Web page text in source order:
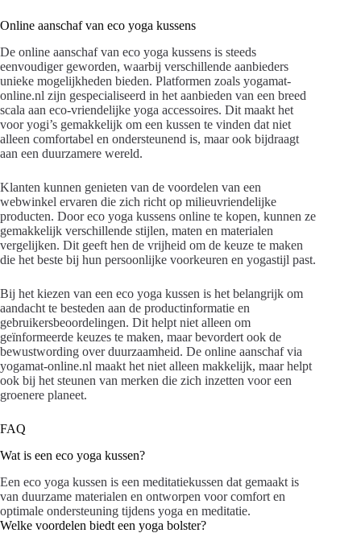
Online aanschaf van eco yoga kussens
De online aanschaf van eco yoga kussens is steeds
eenvoudiger geworden, waarbij verschillende aanbieders
unieke mogelijkheden bieden. Platformen zoals yogamat-
online.nl zijn gespecialiseerd in het aanbieden van een breed
scala aan eco-vriendelijke yoga accessoires. Dit maakt het
voor yogi’s gemakkelijk om een kussen te vinden dat niet
alleen comfortabel en ondersteunend is, maar ook bijdraagt
aan een duurzamere wereld.
Klanten kunnen genieten van de voordelen van een
webwinkel ervaren die zich richt op milieuvriendelijke
producten. Door eco yoga kussens online te kopen, kunnen ze
gemakkelijk verschillende stijlen, maten en materialen
vergelijken. Dit geeft hen de vrijheid om de keuze te maken
die het beste bij hun persoonlijke voorkeuren en yogastijl past.
Bij het kiezen van een eco yoga kussen is het belangrijk om
aandacht te besteden aan de productinformatie en
gebruikersbeoordelingen. Dit helpt niet alleen om
geïnformeerde keuzes te maken, maar bevordert ook de
bewustwording over duurzaamheid. De online aanschaf via
yogamat-online.nl maakt het niet alleen makkelijk, maar helpt
ook bij het steunen van merken die zich inzetten voor een
groenere planeet.
FAQ
Wat is een eco yoga kussen?
Een eco yoga kussen is een meditatiekussen dat gemaakt is
van duurzame materialen en ontworpen voor comfort en
optimale ondersteuning tijdens yoga en meditatie.
Welke voordelen biedt een yoga bolster?